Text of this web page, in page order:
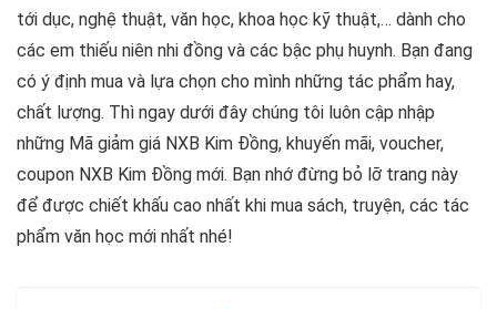
tới dục, nghệ thuật, văn học, khoa học kỹ thuật,… dành cho
các em thiếu niên nhi đồng và các bậc phụ huynh. Bạn đang
có ý định mua và lựa chọn cho mình những tác phẩm hay,
chất lượng. Thì ngay dưới đây chúng tôi luôn cập nhập
những Mã giảm giá NXB Kim Đồng, khuyến mãi, voucher,
coupon NXB Kim Đồng mới. Bạn nhớ đừng bỏ lỡ trang này
để được chiết khấu cao nhất khi mua sách, truyện, các tác
phẩm văn học mới nhất nhé!